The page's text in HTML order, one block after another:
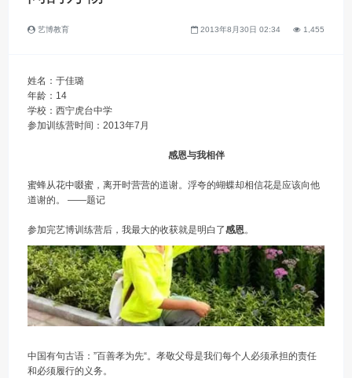
艺博教育 2013年8月30日 02:34 1,455
姓名：于佳璐
年龄：14
学校：西宁虎台中学
参加训练营时间：2013年7月
感恩与我相伴
蜜蜂从花中啜蜜，离开时营营的道谢。浮夸的蝴蝶却相信花是应该向他
道谢的。 ——题记
参加完艺博训练营后，我最大的收获就是明白了感恩 。
中国有句古语：”百善孝为先“。孝敬父母是我们每个人必须承担的责任
和必须履行的义务。